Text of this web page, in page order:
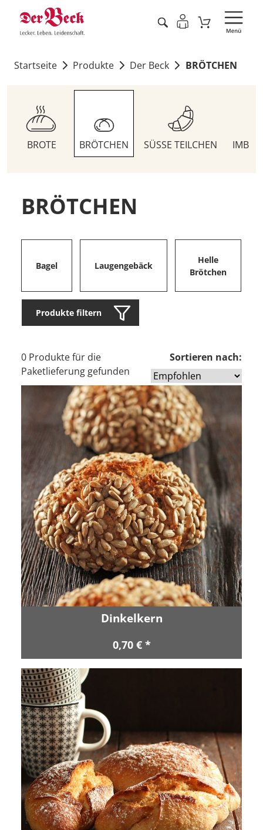
Startseite Produkte Der Beck BRÖTCHEN
BROTE BRÖTCHEN SÜSSE TEILCHEN
BRÖTCHEN
Bagel Laugengebäck
Helle
Brötchen
Produkte filtern
0 Produkte für die
Paketlieferung gefunden
Sortieren nach:
Dinkelkern
0,70 € *